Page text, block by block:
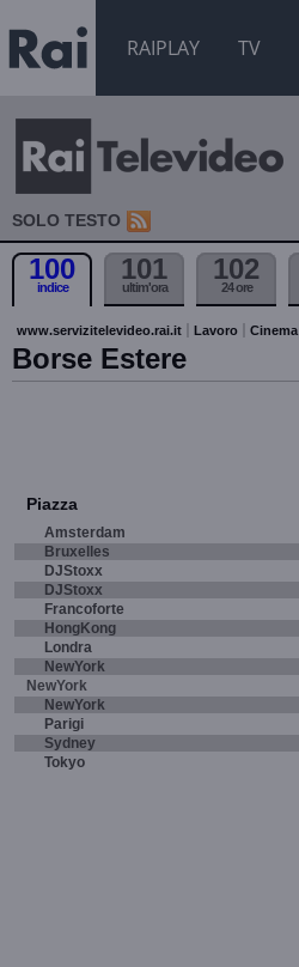
RAIPLAY TV
SOLO TESTO
100
indice
101
ultim'ora
102
24 ore
www.servizitelevideo.rai.it Lavoro Cinema
Borse Estere
Piazza
Amsterdam
Bruxelles
DJStoxx
DJStoxx
Francoforte
HongKong
Londra
NewYork
NewYork
NewYork
Parigi
Sydney
Tokyo